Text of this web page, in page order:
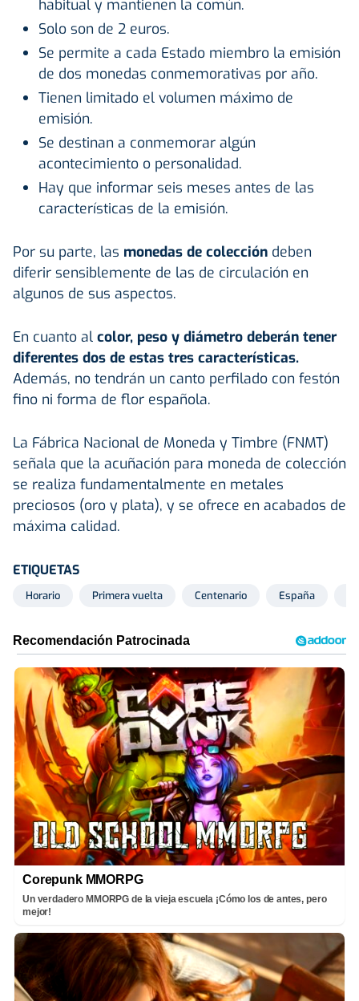
habitual y mantienen la común.
Solo son de 2 euros.
Se permite a cada Estado miembro la emisión
de dos monedas conmemorativas por año.
Tienen limitado el volumen máximo de
emisión.
Se destinan a conmemorar algún
acontecimiento o personalidad.
Hay que informar seis meses antes de las
características de la emisión.
Por su parte, las monedas de colección deben
diferir sensiblemente de las de circulación en
algunos de sus aspectos.
En cuanto al color, peso y diámetro deberán tener
diferentes dos de estas tres características.
Además, no tendrán un canto perfilado con festón
fino ni forma de flor española.
La Fábrica Nacional de Moneda y Timbre (FNMT)
señala que la acuñación para moneda de colección
se realiza fundamentalmente en metales
preciosos (oro y plata), y se ofrece en acabados de
máxima calidad.
ETIQUETAS
Horario Primera vuelta Centenario España
Corepunk MMORPG
Un verdadero MMORPG de la vieja escuela ¡Cómo los de antes, pero
mejor!